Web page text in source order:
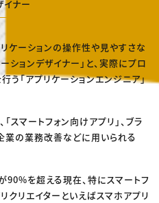
イナー
ケーションの操作性や見やすさな
ションデザイナー」と、実際にプロ
う「アプリケーションエンジニア」
スマートフォン向けアプリ」、ブラ
業の業務改善などに用いられる
を超える現在、特にスマートフ
クリエイターといえばスマホアプリ